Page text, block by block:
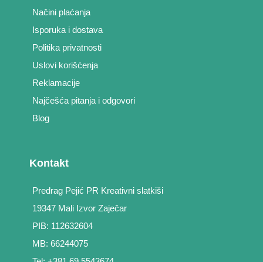
Načini plaćanja
Isporuka i dostava
Politika privatnosti
Uslovi korišćenja
Reklamacije
Najčešća pitanja i odgovori
Blog
Kontakt
Predrag Pejić PR Kreativni slatkiši
19347 Mali Izvor Zaječar
PIB: 112632604
MB: 66244075